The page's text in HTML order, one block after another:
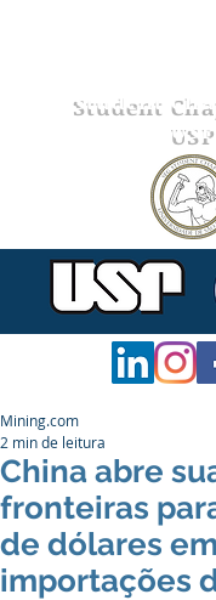
Student
USP
China abre
fronteiras
de dólares em
importações
Mining.com
2 min de leitura